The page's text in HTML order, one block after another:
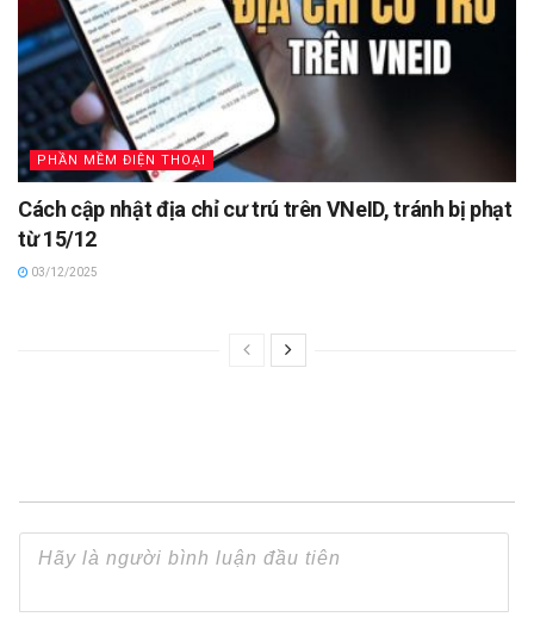
PHẦN MỀM ĐIỆN THOẠI
Cách cập nhật địa chỉ cư trú trên VNeID, tránh bị phạt
từ 15/12
03/12/2025